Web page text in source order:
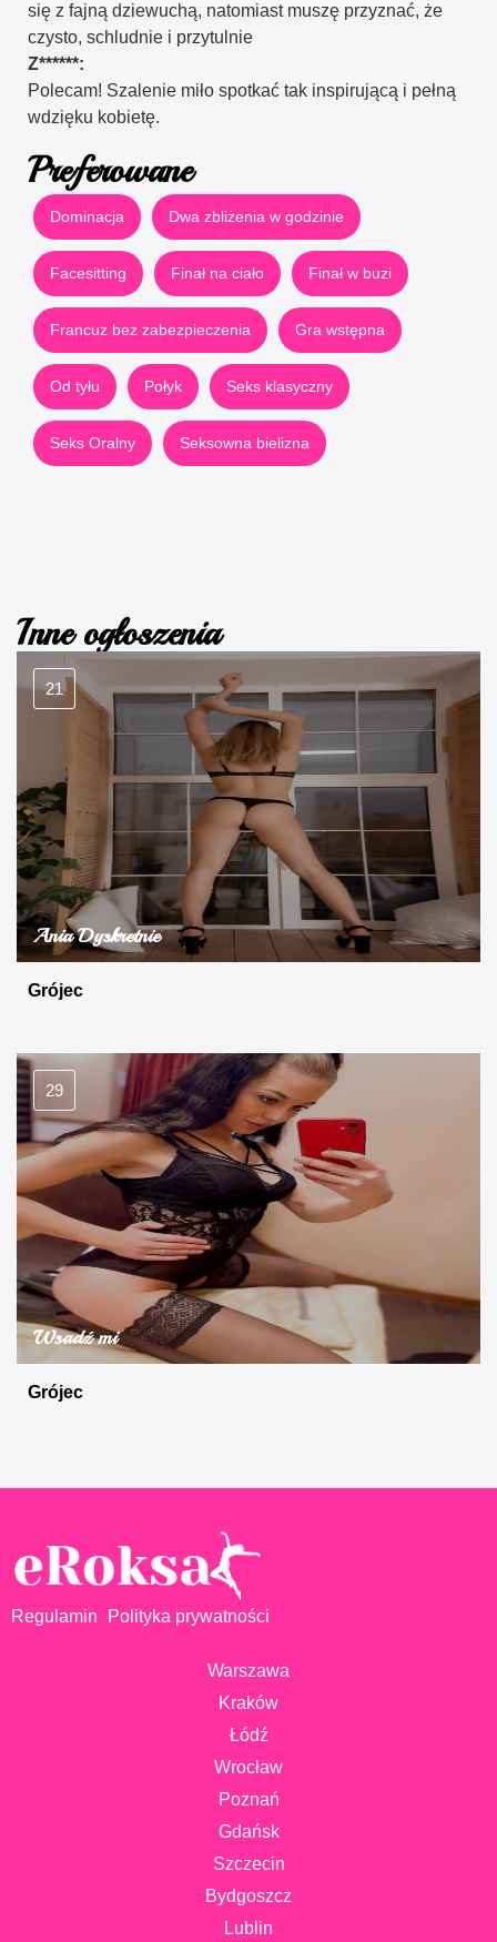
się z fajną dziewuchą, natomiast muszę przyznać, że
czysto, schludnie i przytulnie
Z******:
Polecam! Szalenie miło spotkać tak inspirującą i pełną
wdzięku kobietę.
Preferowane
Dominacja Dwa zbliżenia w godzinie
Facesitting Finał na ciało Finał w buzi
Francuz bez zabezpieczenia Gra wstępna
Od tyłu Połyk Seks klasyczny
Seks Oralny Seksowna bielizna
Inne ogłoszenia
21
Ania Dyskretnie
Grójec
29
Wsadź mi
Grójec
Regulamin Polityka prywatności
Warszawa
Kraków
Łódź
Wrocław
Poznań
Gdańsk
Szczecin
Bydgoszcz
Lublin